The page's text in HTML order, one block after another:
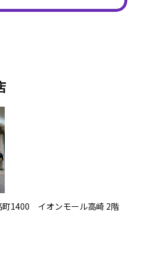
町1400 イオンモール高崎 2階